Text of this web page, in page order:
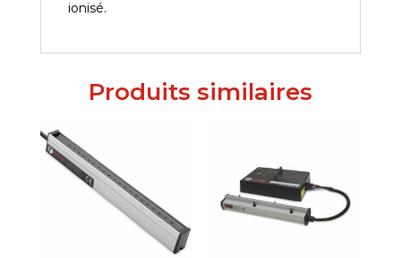
ionisé.
Produits similaires